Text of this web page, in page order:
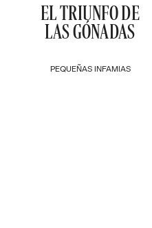
PEQUEÑAS INFAMIAS
EL TRIUNFO DE
LAS GÓNADAS